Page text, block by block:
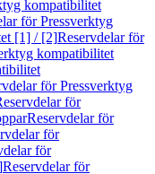
kompatibilitet
för Pressverktyg
[1] / [2]Reservdelar för
kompatibilitet
för Pressverktyg
för
Reservdelar för
för
för
Reservdelar för